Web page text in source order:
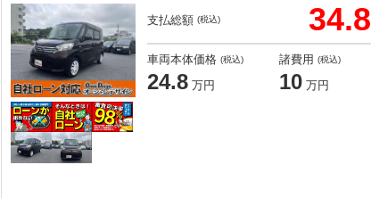
支払総額 (税込) 34.8
車両本体価格 (税込)
24.8 万円
諸費用 (税込)
10 万円